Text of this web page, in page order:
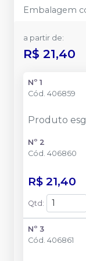
Embalagem
a partir de:
R$ 21,40
Nº 1
Cód. 406859
Produto
Nº 2
Cód. 406860
R$ 21,40
Qtd :
Nº 3
Cód. 406861